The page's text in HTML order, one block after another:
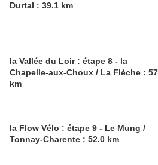
Durtal : 39.1 km
la Vallée du Loir : étape 8 - la
Chapelle-aux-Choux / La Flèche :
km
la Flow Vélo : étape 9 - Le Mung /
Tonnay-Charente : 52.0 km